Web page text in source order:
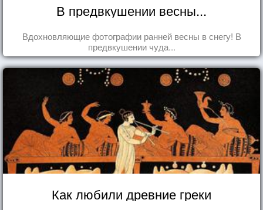
В предвкушении весны...
Вдохновляющие фотографии ранней весны в снегу! В
предвкушении чуда...
Как любили древние греки